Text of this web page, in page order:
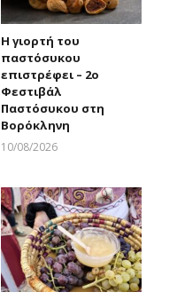
Η γιορτή του
παστόσυκου
επιστρέφει – 2ο
Φεστιβάλ
Παστόσυκου στη
Βορόκληνη
10/08/2026